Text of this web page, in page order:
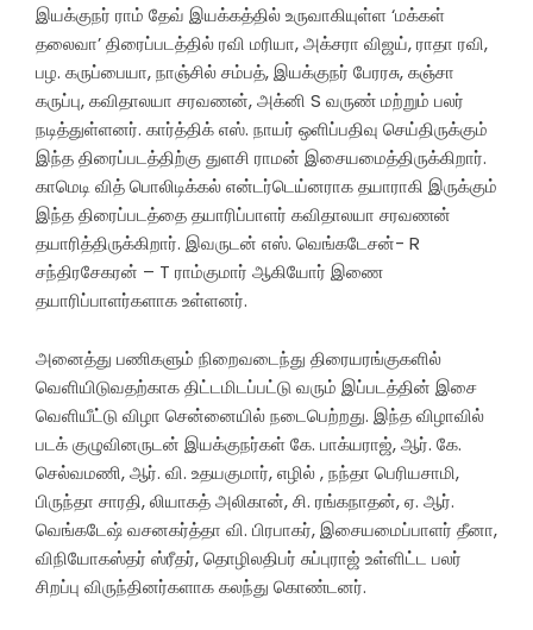
இயக்குநர் ராம் தேவ் இயக்கத்தில் உருவாகியுள்ள ‘மக்கள்
தலைவா’ திரைப்படத்தில் ரவி மரியா, அக்சரா விஜய், ராதா ரவி,
பழ. கருப்பையா, நாஞ்சில் சம்பத், இயக்குநர் பேரரசு, கஞ்சா
கருப்பு, கவிதாலயா சரவணன், அக்னி S வருண் மற்றும் பலர்
நடித்துள்ளனர். கார்த்திக் எஸ். நாயர் ஒளிப்பதிவு செய்திருக்கும்
இந்த திரைப்படத்திற்கு துளசி ராமன் இசையமைத்திருக்கிறார்.
காமெடி வித் பொலிடிக்கல் என்டர்டெய்னராக தயாராகி இருக்கும்
இந்த திரைப்படத்தை தயாரிப்பாளர் கவிதாலயா சரவணன்
தயாரித்திருக்கிறார். இவருடன் எஸ். வெங்கடேசன்- R
சந்திரசேகரன் – T ராம்குமார் ஆகியோர் இணை
தயாரிப்பாளர்களாக உள்ளனர்.
அனைத்து பணிகளும் நிறைவடைந்து திரையரங்குகளில்
வெளியிடுவதற்காக திட்டமிடப்பட்டு வரும் இப்படத்தின் இசை
வெளியீட்டு விழா சென்னையில் நடைபெற்றது. இந்த விழாவில்
படக் குழுவினருடன் இயக்குநர்கள் கே. பாக்யராஜ், ஆர். கே.
செல்வமணி, ஆர். வி. உதயகுமார், எழில் , நந்தா பெரியசாமி,
பிருந்தா சாரதி, லியாகத் அலிகான், சி. ரங்கநாதன், ஏ. ஆர்.
வெங்கடேஷ் வசனகர்த்தா வி. பிரபாகர், இசையமைப்பாளர் தீனா,
விநியோகஸ்தர் ஸ்ரீதர், தொழிலதிபர் சுப்புராஜ் உள்ளிட்ட பலர்
சிறப்பு விருந்தினர்களாக கலந்து கொண்டனர்.